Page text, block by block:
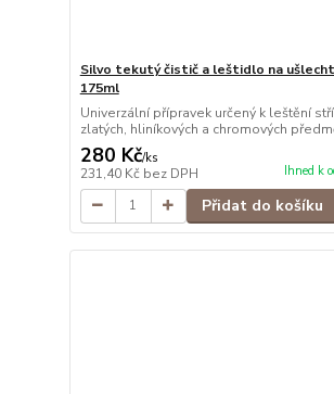
Silvo tekutý čistič a leštidlo na
175ml
Univerzální přípravek určený k leštění
zlatých, hliníkových a chromových
280 Kč/ks
231,40 Kč bez DPH Ihned k
Přidat do košíku